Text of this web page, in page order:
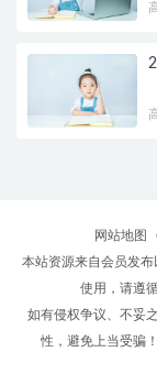
网站地图
本站资源来自会员发
使用，请遵
如有侵权争议、不妥
性，避免上当受骗！